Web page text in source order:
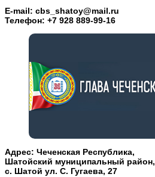
E-mail: cbs_shatoy@mail.ru
Телефон: +7 928 889-99-16
Адрес: Чеченская Республика,
Шатойский муниципальный район,
с. Шатой ул. С. Гугаева, 27